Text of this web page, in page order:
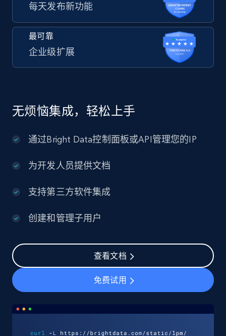
每天发布新功能
最可靠
企业级扩展
无烦恼集成，轻松上手
通过Bright Data控制面板或API管理您的IP
为开发人员提供文档
支持第三方软件集成
创建和管理子用户
查看文档
免费试用